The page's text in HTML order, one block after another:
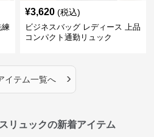
練
¥3,620 (税込)
ビジネスバッグ レディース 上品
コンパクト通勤リュック
イテム一覧へ ›
リュックの新着アイテム